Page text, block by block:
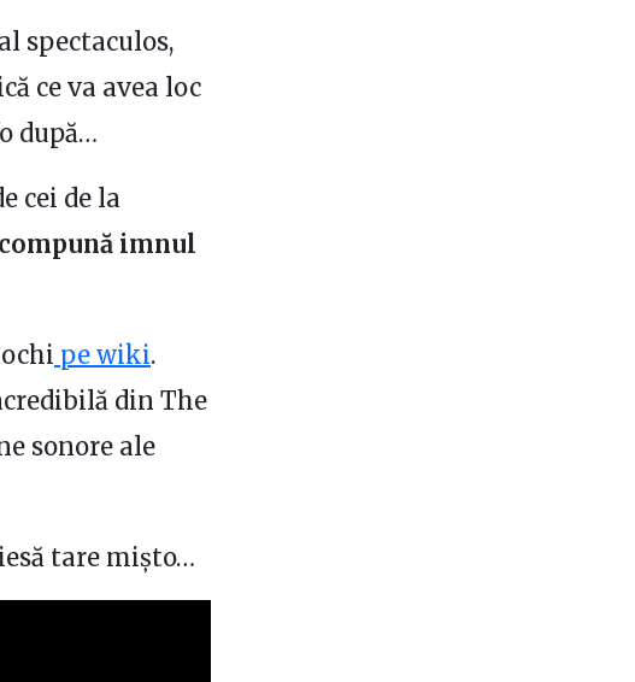
spectaculos,
ce va avea loc
după…
cei de la
imnul
pe wiki.
din The
sonore ale
tare mișto…